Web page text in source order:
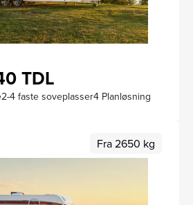
TDL
2-4 faste soveplasser4 Planløsning
Fra 2650 kg